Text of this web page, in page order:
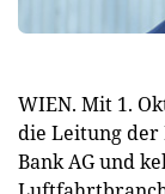
WIEN. Mit 1.
die Leitung der
Bank AG und